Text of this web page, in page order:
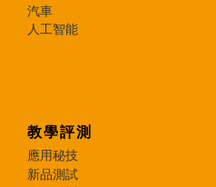
汽車
人工智能
教學評測
應用秘技
新品測試